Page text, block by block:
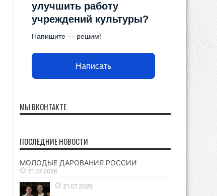
улучшить работу
учреждений культуры?
Напишите — решим!
Написать
МЫ ВКОНТАКТЕ
ПОСЛЕДНИЕ НОВОСТИ
МОЛОДЫЕ ДАРОВАНИЯ РОССИИ
21.07.2026
21.07.2026